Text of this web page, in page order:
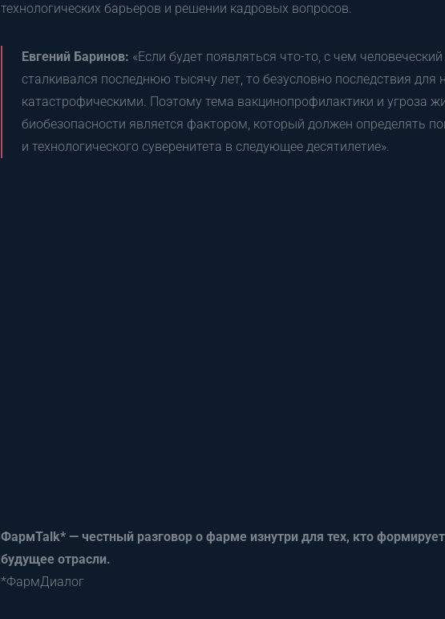
технологических барьеров и решении кадровых вопросов.
Евгений Баринов: «Если будет появляться что-то, с чем
сталкивался последнюю тысячу лет, то безусловно последствия для
катастрофическими. Поэтому тема вакцинопрофилактики и угроза
биобезопасности является фактором, который должен определять
и технологического суверенитета в следующее десятилетие».
ФармTalk* — честный разговор о фарме изнутри для тех, кто формирует
будущее отрасли.
*ФармДиалог